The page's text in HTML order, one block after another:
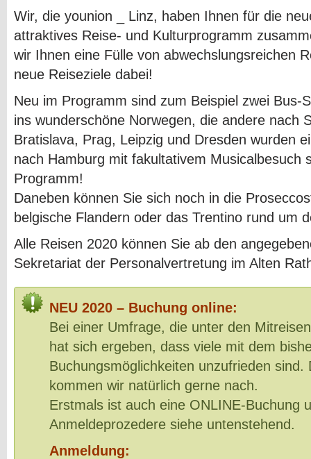
Wir, die younion ­_ Linz, haben Ihnen für die
attraktives Reise-­ und Kulturprogramm
wir Ihnen eine Fülle von abwechslungsreichen
neue Reiseziele dabei!
Neu im Programm sind zum Beispiel zwei Bus-
ins wunderschöne Norwegen, die andere nach
Bratislava, Prag, Leipzig und Dresden wurden
nach Hamburg mit fakultativem Musicalbesuch
Programm!
Daneben können Sie sich noch in die
belgische Flandern oder das Trentino rund um
Alle Reisen 2020 können Sie ab den
Sekretariat der Personalvertretung im Alten
NEU 2020 – Buchung online:
Bei einer Umfrage, die unter den
hat sich ergeben, dass viele mit dem
Buchungsmöglichkeiten unzufrieden sind.
kommen wir natürlich gerne nach.
Erstmals ist auch eine ONLINE-Buchung
Anmeldeprozedere siehe untenstehend.
Anmeldung: